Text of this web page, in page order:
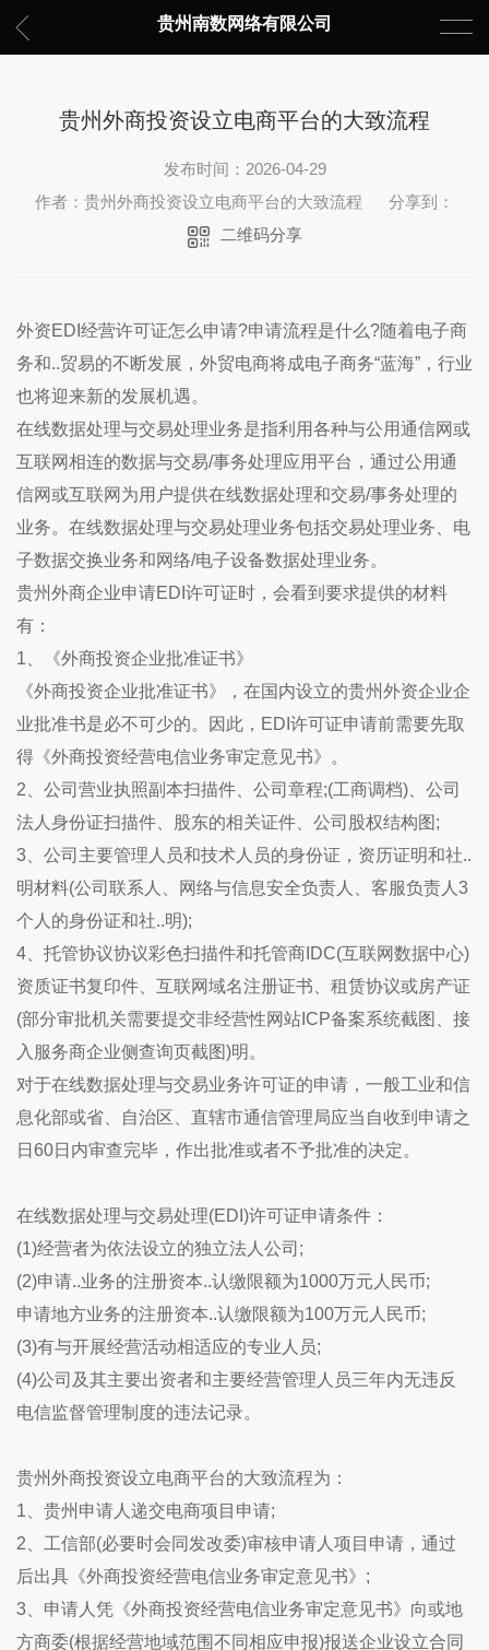
贵州南数网络有限公司
贵州外商投资设立电商平台的大致流程
发布时间：2026-04-29
作者：贵州外商投资设立电商平台的大致流程
分享到：
二维码分享
外资EDI经营许可证怎么申请?申请流程是什么?随着电子商
务和..贸易的不断发展，外贸电商将成电子商务“蓝海”，行业
也将迎来新的发展机遇。
在线数据处理与交易处理业务是指利用各种与公用通信网或
互联网相连的数据与交易/事务处理应用平台，通过公用通
信网或互联网为用户提供在线数据处理和交易/事务处理的
业务。在线数据处理与交易处理业务包括交易处理业务、电
子数据交换业务和网络/电子设备数据处理业务。
贵州外商企业申请EDI许可证时，会看到要求提供的材料
有：
1、《外商投资企业批准证书》
《外商投资企业批准证书》，在国内设立的贵州外资企业企
业批准书是必不可少的。因此，EDI许可证申请前需要先取
得《外商投资经营电信业务审定意见书》。
2、公司营业执照副本扫描件、公司章程;(工商调档)、公司
法人身份证扫描件、股东的相关证件、公司股权结构图;
3、公司主要管理人员和技术人员的身份证，资历证明和社..
明材料(公司联系人、网络与信息安全负责人、客服负责人3
个人的身份证和社..明);
4、托管协议协议彩色扫描件和托管商IDC(互联网数据中心)
资质证书复印件、互联网域名注册证书、租赁协议或房产证
(部分审批机关需要提交非经营性网站ICP备案系统截图、接
入服务商企业侧查询页截图)明。
对于在线数据处理与交易业务许可证的申请，一般工业和信
息化部或省、自治区、直辖市通信管理局应当自收到申请之
日60日内审查完毕，作出批准或者不予批准的决定。
在线数据处理与交易处理(EDI)许可证申请条件：
(1)经营者为依法设立的独立法人公司;
(2)申请..业务的注册资本..认缴限额为1000万元人民币;
申请地方业务的注册资本..认缴限额为100万元人民币;
(3)有与开展经营活动相适应的专业人员;
(4)公司及其主要出资者和主要经营管理人员三年内无违反
电信监督管理制度的违法记录。
贵州外商投资设立电商平台的大致流程为：
1、 贵州 申请人递交电商项目申请;
2、工信部(必要时会同发改委)审核申请人项目申请，通过
后出具《外商投资经营电信业务审定意见书》;
3、申请人凭《外商投资经营电信业务审定意见书》向或地
方商委(根据经营地域范围不同相应申报)报送企业设立合同